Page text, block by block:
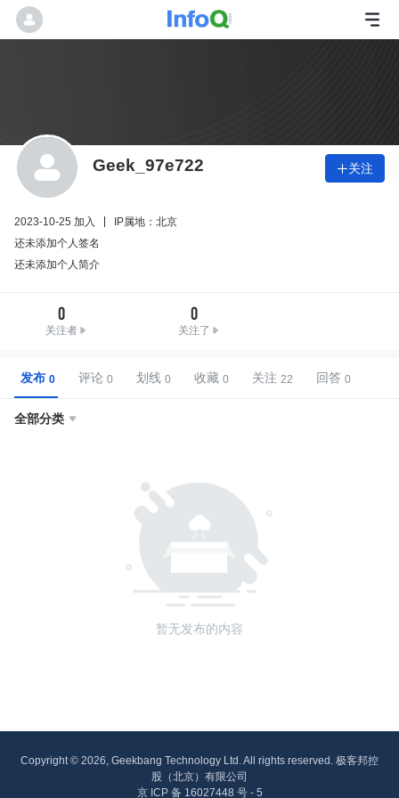
Geek_97e722 关注
2023-10-25 加入
IP属地：北京
还未添加个人签名
还未添加个人简介
0
关注者
0
关注了
发布 评论 划线 收藏 关注 回答
全部分类 
暂无发布的内容
Copyright © 2026, Geekbang Technology Ltd. All rights reserved. 极客邦控
股（北京）有限公司
京 ICP 备 16027448 号 - 5